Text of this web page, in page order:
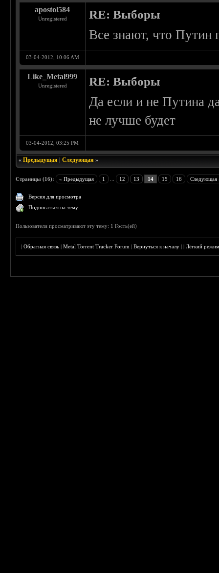
apostol584
Unregistered RE: Выборы
Все знают, что Путин
03-04-2012, 10:06 AM
Like_Metal999
Unregistered RE: Выборы
Да если и не Путина
не лучше будет
03-04-2012, 03:25 PM
«Предыдущая |Следующая »
Страницы (16): « Предыдущая 1 12 13 14 15 16 Следующая
Версия для просмотра
Подписаться на тему
Пользователи просматривают эту тему: 1 Гость(ей)
|Обратная связь |Metal Torrent Tracker Forum |Вернуться к началу ||Лёгкий